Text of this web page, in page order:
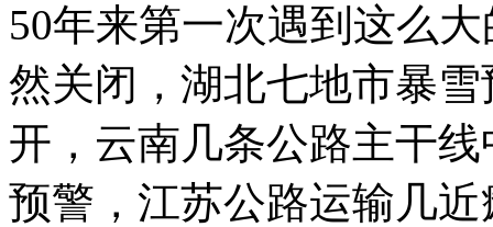
50年来第一次遇到这么
然关闭，湖北七地市暴
开，云南几条公路主干
预警，江苏公路运输几